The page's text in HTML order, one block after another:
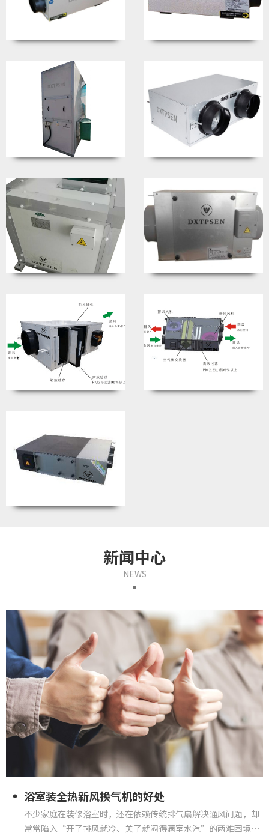
新闻中心
NEWS
浴室装全热新风换气机的好处
不少家庭在装修浴室时，还在依赖传统排气扇解决通风问题，却
常常陷入“开了排风就冷、关了就闷得满室水汽”的两难困境。